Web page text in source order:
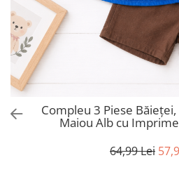
Compleu 3 Piese
Maiou Alb cu
64,99 Lei